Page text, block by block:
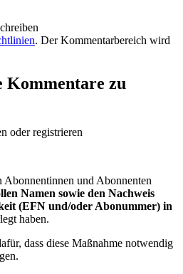
. Der Kommentarbereich wird
Kommentare zu
oder registrieren
und Abonnenten
Namen sowie den Nachweis
(EFN und/oder Abonummer) in
haben.
dass diese Maßnahme notwendig